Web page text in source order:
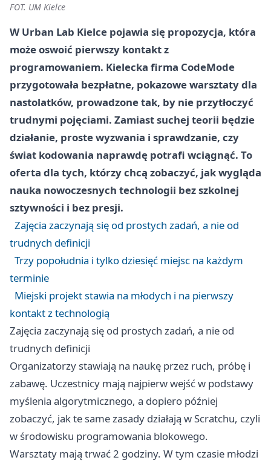
FOT. UM Kielce
W Urban Lab Kielce pojawia się propozycja, która
może oswoić pierwszy kontakt z
programowaniem. Kielecka firma CodeMode
przygotowała bezpłatne, pokazowe warsztaty dla
nastolatków, prowadzone tak, by nie przytłoczyć
trudnymi pojęciami. Zamiast suchej teorii będzie
działanie, proste wyzwania i sprawdzanie, czy
świat kodowania naprawdę potrafi wciągnąć. To
oferta dla tych, którzy chcą zobaczyć, jak wygląda
nauka nowoczesnych technologii bez szkolnej
sztywności i bez presji.
Zajęcia zaczynają się od prostych zadań, a nie od
trudnych definicji
Trzy popołudnia i tylko dziesięć miejsc na każdym
terminie
Miejski projekt stawia na młodych i na pierwszy
kontakt z technologią
Zajęcia zaczynają się od prostych zadań, a nie od
trudnych definicji
Organizatorzy stawiają na naukę przez ruch, próbę i
zabawę. Uczestnicy mają najpierw wejść w podstawy
myślenia algorytmicznego, a dopiero później
zobaczyć, jak te same zasady działają w Scratchu, czyli
w środowisku programowania blokowego.
Warsztaty mają trwać 2 godziny. W tym czasie młodzi